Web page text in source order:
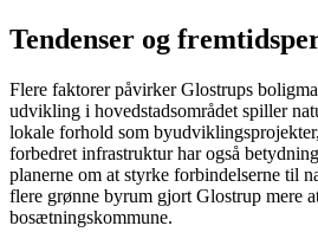
Tendenser og
Flere faktorer påvirker Glostrups
udvikling i hovedstadsområdet spiller
lokale forhold som
forbedret infrastruktur har også
planerne om at styrke forbindelserne til
flere grønne byrum gjort Glostrup mere
bosætningskommune.